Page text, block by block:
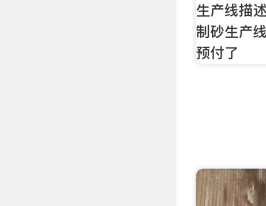
生产线描
制砂生产
预付了